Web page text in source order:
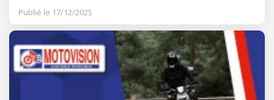
Publié le 17/12/2025